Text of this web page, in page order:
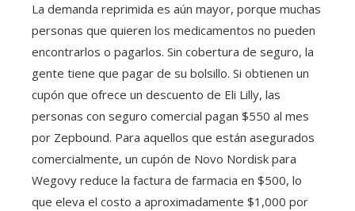
La demanda reprimida es aún mayor, porque muchas
personas que quieren los medicamentos no pueden
encontrarlos o pagarlos. Sin cobertura de seguro, la
gente tiene que pagar de su bolsillo. Si obtienen un
cupón que ofrece un descuento de Eli Lilly, las
personas con seguro comercial pagan $550 al mes
por Zepbound. Para aquellos que están asegurados
comercialmente, un cupón de Novo Nordisk para
Wegovy reduce la factura de farmacia en $500, lo
que eleva el costo a aproximadamente $1,000 por